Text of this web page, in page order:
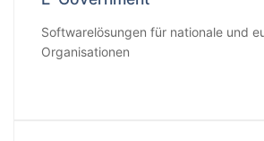
Softwarelösungen für nationale und
Organisationen